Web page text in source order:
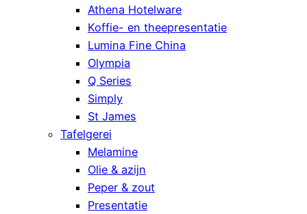
Athena Hotelware
Koffie- en theepresentatie
Lumina Fine China
Olympia
Q Series
Simply
St James
Tafelgerei
Melamine
Olie & azijn
Peper & zout
Presentatie